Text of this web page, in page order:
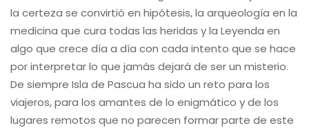
la certeza se convirtió en hipótesis, la arqueología en la
medicina que cura todas las heridas y la Leyenda en
algo que crece día a día con cada intento que se hace
por interpretar lo que jamás dejará de ser un misterio.
De siempre Isla de Pascua ha sido un reto para los
viajeros, para los amantes de lo enigmático y de los
lugares remotos que no parecen formar parte de este